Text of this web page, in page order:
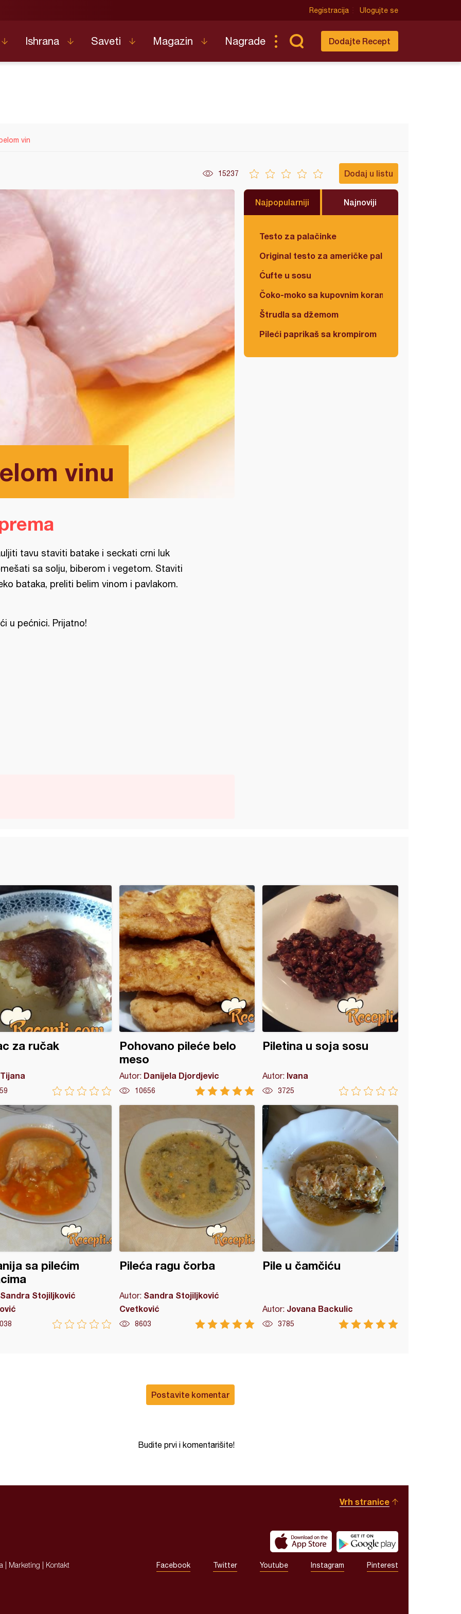
Registracija Ulogujte se
Ishrana Saveti Magazin Nagrade Dodajte Recept
vin
15237 Dodaj u listu
vinu
Najpopularniji Najnoviji
Testo za palačinke
Original testo za američke palačinke
Ćufte u sosu
Čoko-moko sa kupovnim korama
Štrudla sa džemom
Pileći paprikaš sa krompirom
tavu staviti batake i seckati crni luk
sa solju, biberom i vegetom. Staviti
bataka, preliti belim vinom i pavlakom.
u pećnici. Prijatno!
za ručak
Tijana
Pohovano pileće belo
meso
Autor: Danijela Djordjevic
10656
Piletina u soja sosu
Autor: Ivana
3725
sa pilećim
Sandra Stojiljković
Pileća ragu čorba
Autor: Sandra Stojiljković
Cvetković
8603
Pile u čamčiću
Autor: Jovana Backulic
3785
Postavite komentar
Budite prvi i komentarišite!
Vrh stranice
Marketing Kontakt Facebook Twitter Youtube Instagram Pinterest